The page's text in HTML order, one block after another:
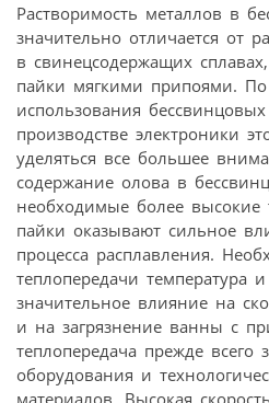
Растворимость металлов в
значительно отличается от
в свинецсодержащих
пайки мягкими припоями.
использования
производстве электроники
уделяться все большее
содержание олова в
необходимые более высокие
пайки оказывают сильное
процесса расплавления.
теплопередачи температура
значительное влияние на
и на загрязнение ванны с
теплопередача прежде всего
оборудования и
материалов. Высокая